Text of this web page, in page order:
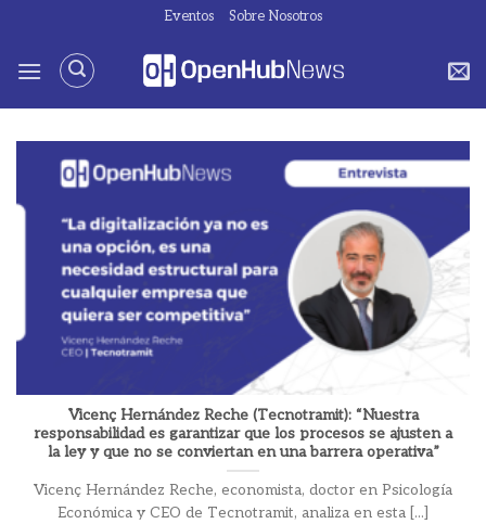
contenido
Eventos Sobre Nosotros
Vicenç Hernández Reche (Tecnotramit): “Nuestra
responsabilidad es garantizar que los procesos se ajusten a
la ley y que no se conviertan en una barrera operativa”
Vicenç Hernández Reche, economista, doctor en Psicología
Económica y CEO de Tecnotramit, analiza en esta [...]